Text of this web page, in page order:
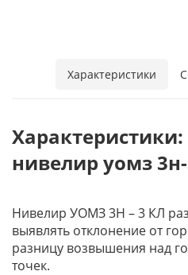
Характеристики
нивелир уомз
Нивелир УОМЗ 3Н – 3 КЛ
выявлять отклонение от
разницу возвышения над
точек.